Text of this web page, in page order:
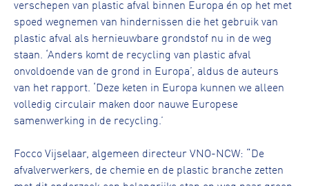
verschepen van plastic afval binnen Europa én op het met
spoed wegnemen van hindernissen die het gebruik van
plastic afval als hernieuwbare grondstof nu in de weg
staan. ‘Anders komt de recycling van plastic afval
onvoldoende van de grond in Europa’, aldus de auteurs
van het rapport. ‘Deze keten in Europa kunnen we alleen
volledig circulair maken door nauwe Europese
samenwerking in de recycling.’
Focco Vijselaar, algemeen directeur VNO-NCW: “De
afvalverwerkers, de chemie en de plastic branche zetten